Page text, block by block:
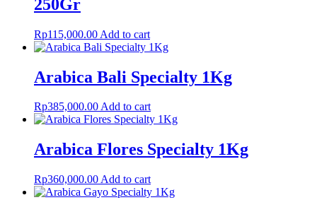
250Gr
Rp115,000.00 Add to cart
Arabica Bali Specialty 1Kg
Rp385,000.00Add to cart
Arabica Flores Specialty 1Kg
Rp360,000.00 Add to cart